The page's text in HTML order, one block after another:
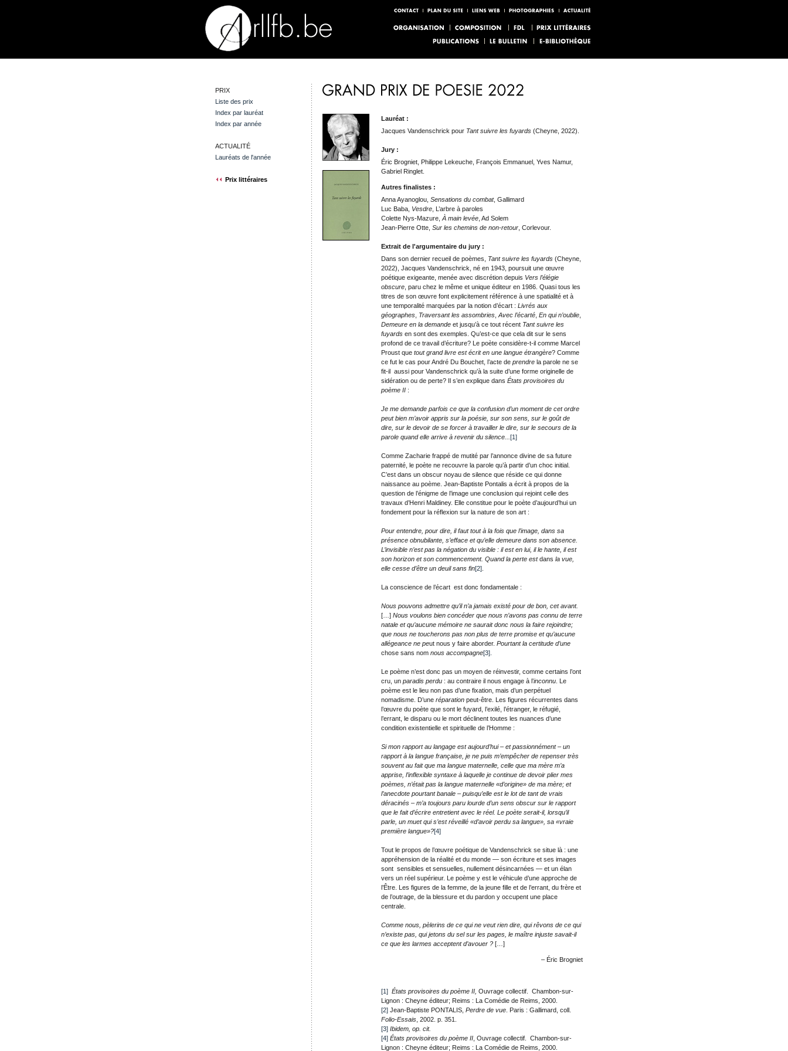
PRIX
Liste des prix
Index par lauréat
Index par année
ACTUALITÉ
Lauréats de l'année
Prix littéraires
Lauréat :
Jacques Vandenschrick pour Tant suivre les fuyards(Cheyne, 2022).
Jury :
Éric Brogniet, Philippe Lekeuche, François Emmanuel, Yves Namur,
Gabriel Ringlet.
Autres finalistes :
Anna Ayanoglou, Sensations du combat, Gallimard
Luc Baba, Vesdre, L’arbre à paroles
Colette Nys-Mazure, À main levée, Ad Solem
Jean-Pierre Otte, Sur les chemins de non-retour, Corlevour.
Extrait de l'argumentaire du jury :
Dans son dernier recueil de poèmes,
Tant suivre les fuyards (Cheyne,
2022), Jacques Vandenschrick, né en 1943, poursuit une œuvre
poétique exigeante, menée avec discrétion depuis Vers l’élégie
obscure, paru chez le même et unique éditeur en 1986. Quasi tous les
titres de son œuvre font explicitement référence à une spatialité et à
une temporalité marquées par la notion d’écart : Livrés aux
géographes, Traversant les assombries, Avec l’écarté, En qui n’oublie,
Demeure en la demandeet jusqu’à ce tout récent Tant suivre les
fuyards en sont des exemples. Qu’est-ce que cela dit sur le sens
profond de ce travail d’écriture? Le poète considère-t-il comme Marcel
Proust que tout grand livre est écrit en une langue étrangère? Comme
ce fut le cas pour André Du Bouchet, l’acte de prendre la parole ne se
fit-il aussi pour Vandenschrick qu’à la suite d’une forme originelle de
sidération ou de perte? Il s’en explique dans États provisoires du
poème II:
Je me demande parfois ce que la confusion d’un moment de cet ordre
peut bien m’avoir appris sur la poésie, sur son sens, sur le goût de
dire, sur le devoir de se forcer à travailler le dire, sur le secours de la
parole quand elle arrive à revenir du silence... [1]
Comme Zacharie frappé de mutité par l’annonce divine de sa future
paternité, le poète ne recouvre la parole qu’à partir d’un choc initial.
C’est dans un obscur noyau de silence que réside ce qui donne
naissance au poème. Jean-Baptiste Pontalis a écrit à propos de la
question de l’énigme de l’image une conclusion qui rejoint celle des
travaux d’Henri Maldiney. Elle constitue pour le poète d’aujourd’hui un
fondement pour la réflexion sur la nature de son art :
Pour entendre, pour dire, il faut tout à la fois que l’image, dans sa
présence obnubilante, s’efface et qu’elle demeure dans son absence.
L’invisible n’est pas la négation du visible : il est en lui, il le hante, il est
son horizon et son commencement. Quand la perte estdans la vue,
elle cesse d’être un deuil sans fin[2].
La conscience de l’écart est donc fondamentale :
Nous pouvons admettre qu’il n’a jamais existé pour de bon, cet avant.
[…] Nous voulons bien concéder que nous n’avons pas connu de terre
natale et qu’aucune mémoire ne saurait donc nous la faire rejoindre;
que nous ne toucherons pas non plus de terre promise et qu’aucune
allégeance ne peut nous y faire aborder. Pourtant la certitude d’une
chose sans nom nous accompagne[3].
Le poème n’est donc pas un moyen de réinvestir, comme certains l’ont
cru, un paradis perdu: au contraire il nous engage à l’inconnu. Le
poème est le lieu non pas d’une fixation, mais d’un perpétuel
nomadisme. D’une réparation peut-être. Les figures récurrentes dans
l’œuvre du poète que sont le fuyard, l’exilé, l’étranger, le réfugié,
l’errant, le disparu ou le mort déclinent toutes les nuances d’une
condition existentielle et spirituelle de l’Homme :
Si mon rapport au langage est aujourd’hui – et passionnément – un
rapport à la langue française, je ne puis m’empêcher de repenser très
souvent au fait que ma langue maternelle, celle que ma mère m’a
apprise, l’inflexible syntaxe à laquelle je continue de devoir plier mes
poèmes, n’était pas la langue maternelle «d’origine» de ma mère; et
l’anecdote pourtant banale – puisqu’elle est le lot de tant de vrais
déracinés – m’a toujours paru lourde d’un sens obscur sur le rapport
que le fait d’écrire entretient avec le réel. Le poète serait-il, lorsqu’il
parle, un muet qui s’est réveillé «d’avoir perdu sa langue», sa «vraie
première langue»?[4]
Tout le propos de l’œuvre poétique de Vandenschrick se situe là : une
appréhension de la réalité et du monde — son écriture et ses images
sont sensibles et sensuelles, nullement désincarnées — et un élan
vers un réel supérieur. Le poème y est le véhicule d’une approche de
l’Être. Les figures de la femme, de la jeune fille et de l’errant, du frère et
de l’outrage, de la blessure et du pardon y occupent une place
centrale.
Comme nous, pèlerins de ce qui ne veut rien dire, qui rêvons de ce qui
n’existe pas, qui jetons du sel sur les pages, le maître injuste savait-il
ce que les larmes acceptent d’avouer ?[…]
– Éric Brogniet
[1]États provisoires du poème II, Ouvrage collectif. Chambon-sur-
Lignon : Cheyne éditeur; Reims : La Comédie de Reims, 2000.
[2]Jean-Baptiste PONTALIS, Perdre de vue. Paris : Gallimard, coll.
Folio-Essais, 2002. p. 351.
[3]Ibidem, op. cit.
[4]États provisoires du poème II, Ouvrage collectif. Chambon-sur-
Lignon : Cheyne éditeur; Reims : La Comédie de Reims, 2000.